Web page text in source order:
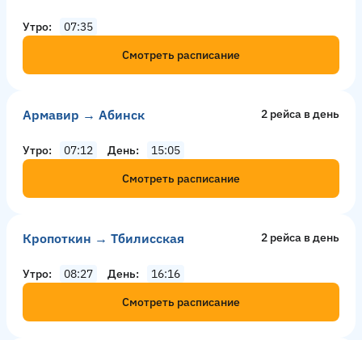
Утро
07:35
Смотреть расписание
Армавир → Абинск 2 рейсa в день
Утро 07:12 День
15:05
Смотреть расписание
Кропоткин → Тбилисская 2 рейсa в день
Утро 08:27 День
16:16
Смотреть расписание